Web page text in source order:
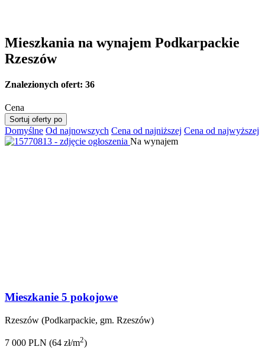
Mieszkania na wynajem Podkarpackie
Rzeszów
Znalezionych ofert: 36
Cena
Sortuj oferty po
Domyślne Od najnowszych Cena od najniższej Cena od najwyższej
Na wynajem
Mieszkanie 5 pokojowe
Rzeszów (Podkarpackie, gm. Rzeszów)
7 000 PLN (64 zł/m2)